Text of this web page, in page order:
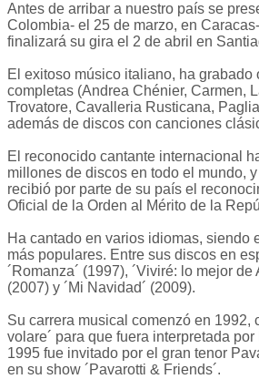
Antes de arribar a nuestro país se
Colombia- el 25 de marzo, en
finalizará su gira el 2 de abril en
El exitoso músico italiano, ha grabado
completas (Andrea Chénier, Carmen,
Trovatore, Cavalleria Rusticana,
además de discos con canciones
El reconocido cantante internacional
millones de discos en todo el mundo,
recibió por parte de su país el
Oficial de la Orden al Mérito de la
Ha cantado en varios idiomas, siendo
más populares. Entre sus discos en
´Romanza´ (1997), ´Viviré: lo mejor de
(2007) y ´Mi Navidad´ (2009).
Su carrera musical comenzó en 1992,
volare´ para que fuera interpretada
1995 fue invitado por el gran tenor
en su show ´Pavarotti & Friends´.